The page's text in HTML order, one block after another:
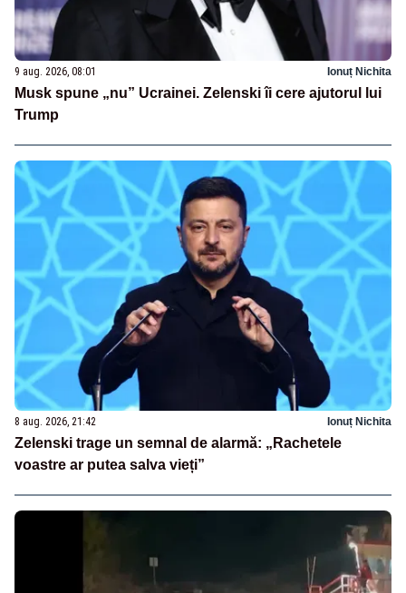
9 aug. 2026, 08:01 Ionuț Nichita
Musk spune „nu” Ucrainei. Zelenski îi cere ajutorul lui
Trump
8 aug. 2026, 21:42 Ionuț Nichita
Zelenski trage un semnal de alarmă: „Rachetele
voastre ar putea salva vieți”